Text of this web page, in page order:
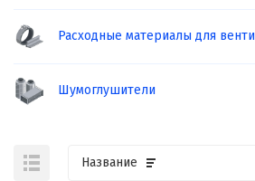
Расходные материалы для
Шумоглушители
Название